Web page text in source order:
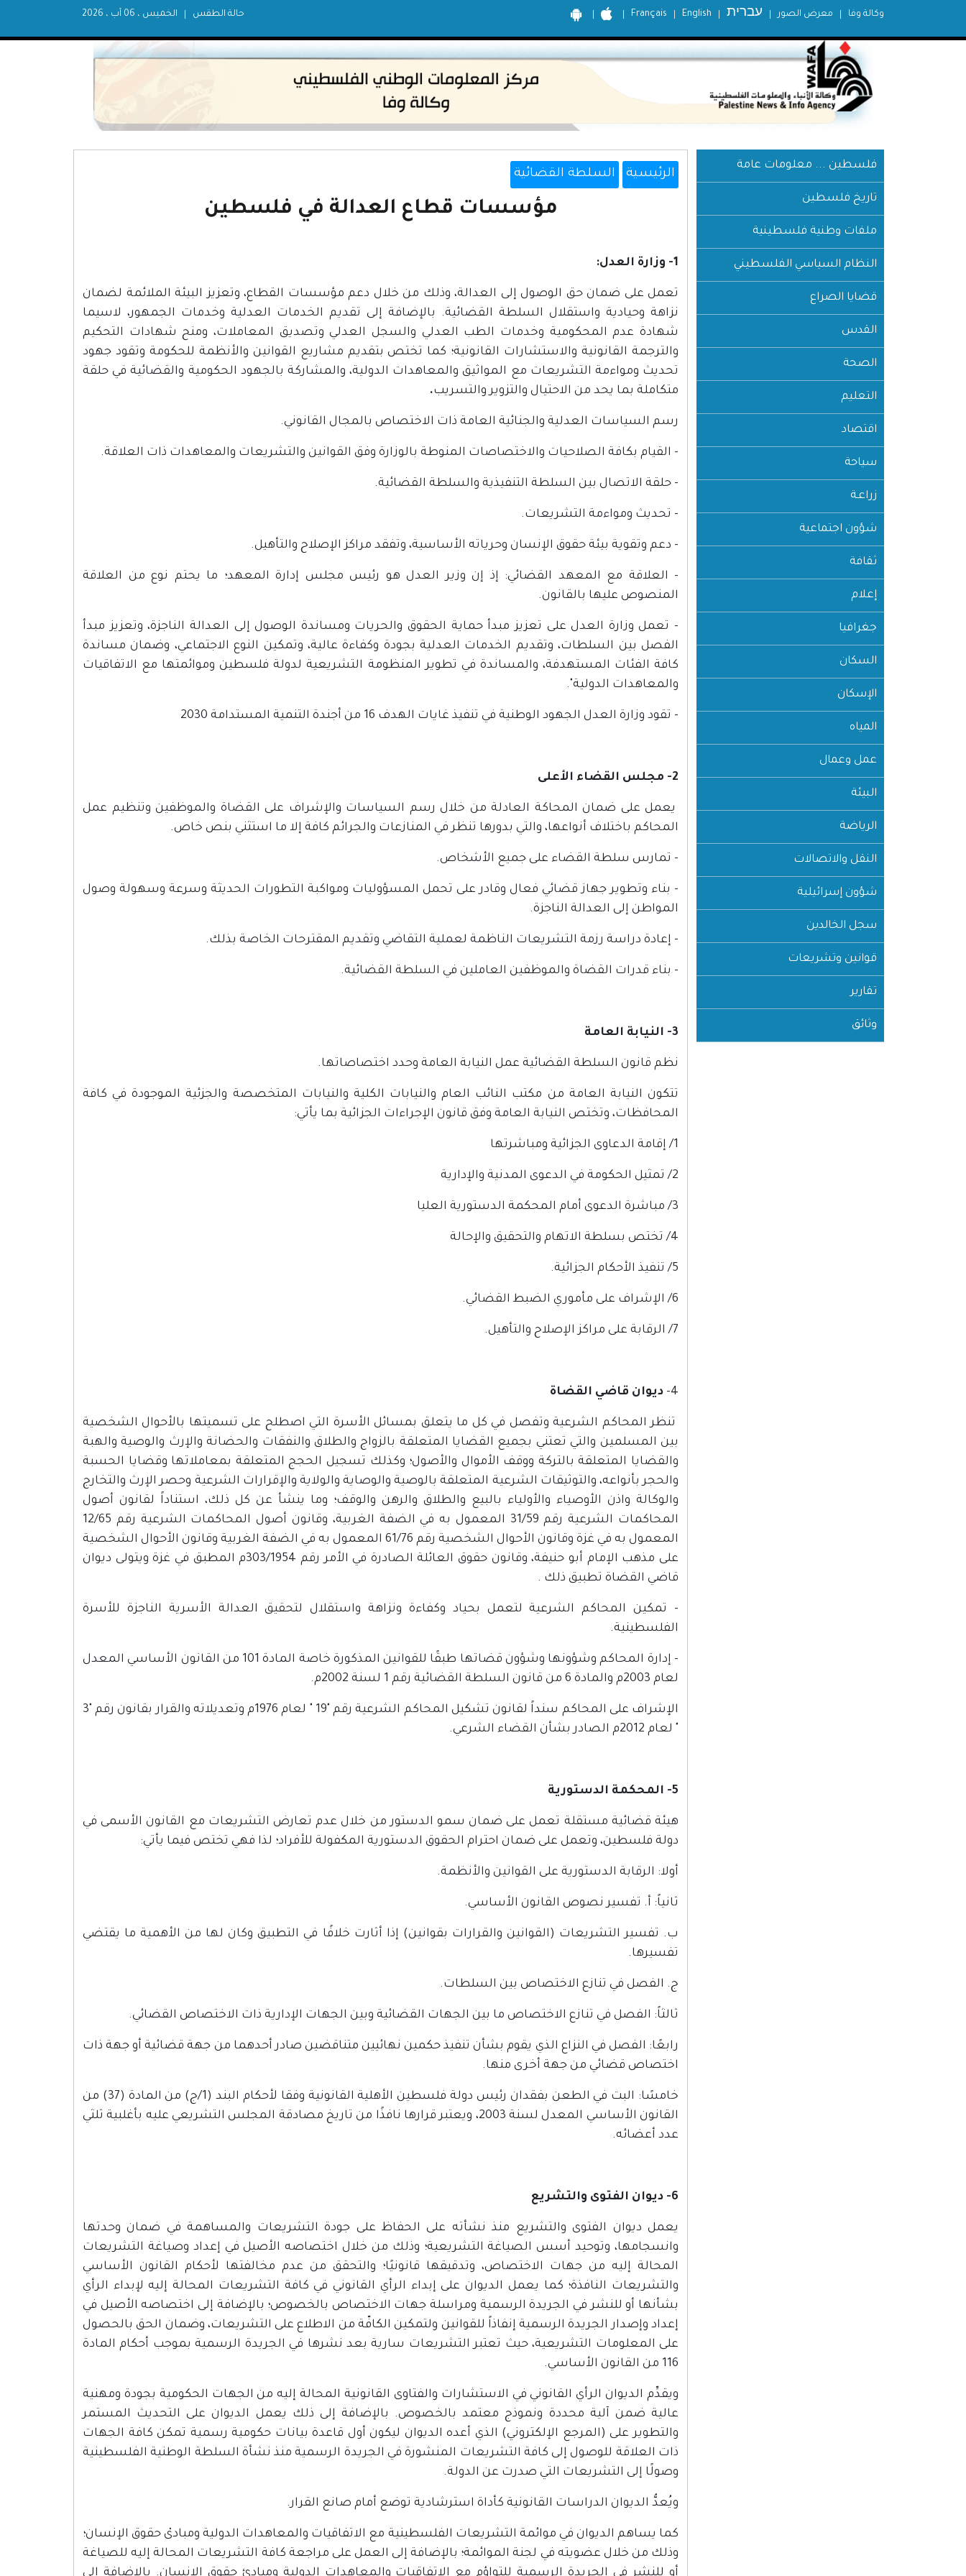
Français English עברית معرض الصور وكالة وفا الخميس ، 06 آب ، 2026 حالة الطقس
فلسطين ... معلومات عامة
تاريخ فلسطين
ملفات وطنية فلسطينية
النظام السياسي الفلسطيني
قضايا الصراع
القدس
الصحة
التعليم
اقتصاد
سياحة
زراعـة
شؤون اجتماعية
ثقافة
إعلام
جغرافيا
السكان
الإسكان
المياه
عمل وعمال
البيئة
الرياضة
النقل والاتصالات
شؤون إسرائيلية
سجل الخالدين
قوانين وتشريعات
تقارير
وثائق
الرئيسية السلطة القضائية
مؤسسات قطاع العدالة في فلسطين
1- وزارة العدل:
تعمل على ضمان حق الوصول إلى العدالة، وذلك من خلال دعم مؤسسات القطاع، وتعزيز البيئة الملائمة لضمان
نزاهة وحيادية واستقلال السلطة القضائية. بالإضافة إلى تقديم الخدمات العدلية وخدمات الجمهور، لاسيما
شهادة عدم المحكومية وخدمات الطب العدلي والسجل العدلي وتصديق المعاملات، ومنح شهادات التحكيم
والترجمة القانونية والاستشارات القانونية؛ كما تختص بتقديم مشاريع القوانين والأنظمة للحكومة وتقود جهود
تحديث ومواءمة التشريعات مع المواثيق والمعاهدات الدولية، والمشاركة بالجهود الحكومية والقضائية في حلقة
متكاملة بما يحد من الاحتيال والتزوير والتسريب.
رسم السياسات العدلية والجنائية العامة ذات الاختصاص بالمجال القانوني.
- القيام بكافة الصلاحيات والاختصاصات المنوطة بالوزارة وفق القوانين والتشريعات والمعاهدات ذات العلاقة.
- حلقة الاتصال بين السلطة التنفيذية والسلطة القضائية.
- تحديث ومواءمة التشريعات.
- دعم وتقوية بيئة حقوق الإنسان وحرياته الأساسية، وتفقد مراكز الإصلاح والتأهيل.
- العلاقة مع المعهد القضائي: إذ إن وزير العدل هو رئيس مجلس إدارة المعهد؛ ما يحتم نوع من العلاقة
المنصوص عليها بالقانون.
- تعمل وزارة العدل على تعزيز مبدأ حماية الحقوق والحريات ومساندة الوصول إلى العدالة الناجزة، وتعزيز مبدأ
الفصل بين السلطات، وتقديم الخدمات العدلية بجودة وكفاءة عالية، وتمكين النوع الاجتماعي، وضمان مساندة
كافة الفئات المستهدفة، والمساندة في تطوير المنظومة التشريعية لدولة فلسطين وموائمتها مع الاتفاقيات
والمعاهدات الدولية".
- تقود وزارة العدل الجهود الوطنية في تنفيذ غايات الهدف 16 من أجندة التنمية المستدامة 2030
2- مجلس القضاء الأعلى
يعمل على ضمان المحاكة العادلة من خلال رسم السياسات والإشراف على القضاة والموظفين وتنظيم عمل
المحاكم باختلاف أنواعها، والتي بدورها تنظر في المنازعات والجرائم كافة إلا ما استثني بنص خاص.
- تمارس سلطة القضاء على جميع الأشخاص.
- بناء وتطوير جهاز قضائي فعال وقادر على تحمل المسؤوليات ومواكبة التطورات الحديثة وسرعة وسهولة وصول
المواطن إلى العدالة الناجزة.
- إعادة دراسة رزمة التشريعات الناظمة لعملية التقاضي وتقديم المقترحات الخاصة بذلك.
- بناء قدرات القضاة والموظفين العاملين في السلطة القضائية.
3- النيابة العامة
نظم قانون السلطة القضائية عمل النيابة العامة وحدد اختصاصاتها.
تتكون النيابة العامة من مكتب النائب العام والنيابات الكلية والنيابات المتخصصة والجزئية الموجودة في كافة
المحافظات، وتختص النيابة العامة وفق قانون الإجراءات الجزائية بما يأتي:
1/ إقامة الدعاوى الجزائية ومباشرتها
2/ تمثيل الحكومة في الدعوى المدنية والإدارية
3/ مباشرة الدعوى أمام المحكمة الدستورية العليا
4/ تختص بسلطة الاتهام والتحقيق والإحالة
5/ تنفيذ الأحكام الجزائية.
6/ الإشراف على مأموري الضبط القضائي.
7/ الرقابة على مراكز الإصلاح والتأهيل.
4- ديوان قاضي القضاة
تنظر المحاكم الشرعية وتفصل في كل ما يتعلق بمسائل الأسرة التي اصطلح على تسميتها بالأحوال الشخصية
بين المسلمين والتي تعتني بجميع القضايا المتعلقة بالزواج والطلاق والنفقات والحضانة والإرث والوصية والهبة
والقضايا المتعلقة بالتركة ووقف الأموال والأصول؛ وكذلك تسجيل الحجج المتعلقة بمعاملاتها وقضايا الحسبة
والحجر بأنواعه، والتوثيقات الشرعية المتعلقة بالوصية والوصاية والولاية والإقرارات الشرعية وحصر الإرث والتخارج
والوكالة واذن الأوصياء والأولياء بالبيع والطلاق والرهن والوقف؛ وما ينشأ عن كل ذلك، استناداً لقانون أصول
المحاكمات الشرعية رقم 31/59 المعمول به في الضفة الغربية، وقانون أصول المحاكمات الشرعية رقم 12/65
المعمول به في غزة وقانون الأحوال الشخصية رقم 61/76 المعمول به في الضفة الغربية وقانون الأحوال الشخصية
على مذهب الإمام أبو حنيفة، وقانون حقوق العائلة الصادرة في الأمر رقم 303/1954م المطبق في غزة ويتولى ديوان
قاضي القضاة تطبيق ذلك .
- تمكين المحاكم الشرعية لتعمل بحياد وكفاءة ونزاهة واستقلال لتحقيق العدالة الأسرية الناجزة للأسرة
الفلسطينية.
- إدارة المحاكم وشؤونها وشؤون قضاتها طبقًا للقوانين المذكورة خاصة المادة 101 من القانون الأساسي المعدل
لعام 2003م والمادة 6 من قانون السلطة القضائية رقم 1 لسنة 2002م.
الإشراف على المحاكم سنداً لقانون تشكيل المحاكم الشرعية رقم "19 " لعام 1976م وتعديلاته والقرار بقانون رقم "3
" لعام 2012م الصادر بشأن القضاء الشرعي.
5- المحكمة الدستورية
هيئة قضائية مستقلة تعمل على ضمان سمو الدستور من خلال عدم تعارض التشريعات مع القانون الأسمى في
دولة فلسطين، وتعمل على ضمان احترام الحقوق الدستورية المكفولة للأفراد؛ لذا فهي تختص فيما يأتي:
أولا: الرقابة الدستورية على القوانين والأنظمة.
ثانياً: أ. تفسير نصوص القانون الأساسي.
ب. تفسير التشريعات (القوانين والقرارات بقوانين) إذا أثارت خلافًا في التطبيق وكان لها من الأهمية ما يقتضي
تفسيرها.
ج. الفصل في تنازع الاختصاص بين السلطات.
ثالثاً: الفصل في تنازع الاختصاص ما بين الجهات القضائية وبين الجهات الإدارية ذات الاختصاص القضائي.
رابعًا: الفصل في النزاع الذي يقوم بشأن تنفيذ حكمين نهائيين متناقضين صادر أحدهما من جهة قضائية أو جهة ذات
اختصاص قضائي من جهة أخرى منها.
خامسًا: البت في الطعن بفقدان رئيس دولة فلسطين الأهلية القانونية وفقا لأحكام البند (1/ج) من المادة (37) من
القانون الأساسي المعدل لسنة 2003، ويعتبر قرارها نافذًا من تاريخ مصادقة المجلس التشريعي عليه بأغلبية ثلثي
عدد أعضائه.
6- ديوان الفتوى والتشريع
يعمل ديوان الفتوى والتشريع منذ نشأته على الحفاظ على جودة التشريعات والمساهمة في ضمان وحدتها
وانسجامها، وتوحيد أسس الصياغة التشريعية؛ وذلك من خلال اختصاصه الأصيل في إعداد وصياغة التشريعات
المحالة إليه من جهات الاختصاص، وتدقيقها قانونيًا؛ والتحقق من عدم مخالفتها لأحكام القانون الأساسي
والتشريعات النافذة؛ كما يعمل الديوان على إبداء الرأي القانوني في كافة التشريعات المحالة إليه لإبداء الرأي
بشأنها أو للنشر في الجريدة الرسمية ومراسلة جهات الاختصاص بالخصوص؛ بالإضافة إلى اختصاصه الأصيل في
إعداد وإصدار الجريدة الرسمية إنفاذاً للقوانين ولتمكين الكافّة من الاطلاع على التشريعات، وضمان الحق بالحصول
على المعلومات التشريعية، حيث تعتبر التشريعات سارية بعد نشرها في الجريدة الرسمية بموجب أحكام المادة
116 من القانون الأساسي.
ويقدِّم الديوان الرأي القانوني في الاستشارات والفتاوى القانونية المحالة إليه من الجهات الحكومية بجودة ومهنية
عالية ضمن آلية محددة ونموذج معتمد بالخصوص. بالإضافة إلى ذلك يعمل الديوان على التحديث المستمر
والتطوير على (المرجع الإلكتروني) الذي أعده الديوان ليكون أول قاعدة بيانات حكومية رسمية تمكن كافة الجهات
ذات العلاقة للوصول إلى كافة التشريعات المنشورة في الجريدة الرسمية منذ نشأة السلطة الوطنية الفلسطينية
وصولًا إلى التشريعات التي صدرت عن الدولة.
ويُعدُّ الديوان الدراسات القانونية كأداة استرشادية توضع أمام صانع القرار.
كما يساهم الديوان في موائمة التشريعات الفلسطينية مع الاتفاقيات والمعاهدات الدولية ومبادىْ حقوق الإنسان؛
وذلك من خلال عضويته في لجنة الموائمة؛ بالإضافة إلى العمل على مراجعة كافة التشريعات المحالة إليه للصياغة